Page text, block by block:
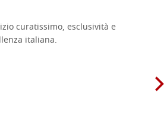
curatissimo, esclusività e
italiana.